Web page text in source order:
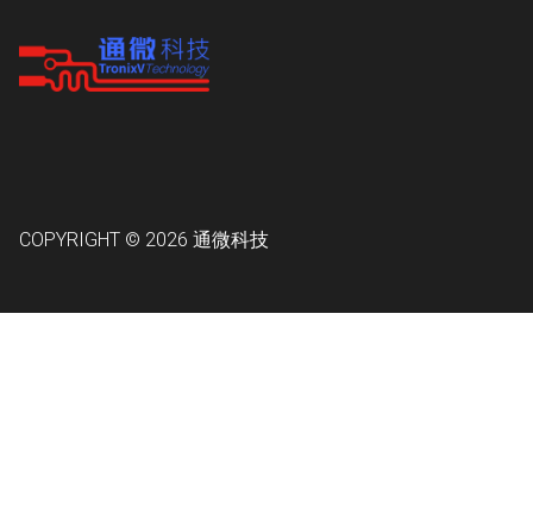
COPYRIGHT © 2026 通微科技